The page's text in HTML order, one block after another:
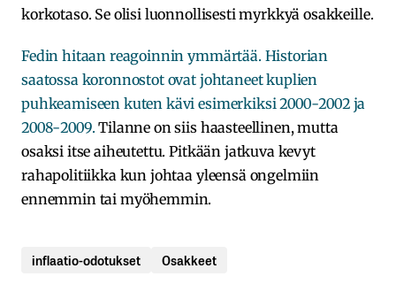
korkotaso. Se olisi luonnollisesti myrkkyä osakkeille.
Fedin hitaan reagoinnin ymmärtää. Historian
saatossa koronnostot ovat johtaneet kuplien
puhkeamiseen kuten kävi esimerkiksi 2000-2002 ja
2008-2009. Tilanne on siis haasteellinen, mutta
osaksi itse aiheutettu. Pitkään jatkuva kevyt
rahapolitiikka kun johtaa yleensä ongelmiin
ennemmin tai myöhemmin.
inflaatio-odotukset Osakkeet